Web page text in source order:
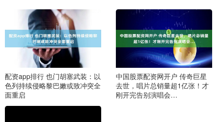
配资app排行 也门胡塞武装：以
色列持续侵略黎巴嫩或致冲突全
面重启
中国股票配资网开户 传奇巨星
去世，唱片总销量超1亿张！才
刚开完告别演唱会…